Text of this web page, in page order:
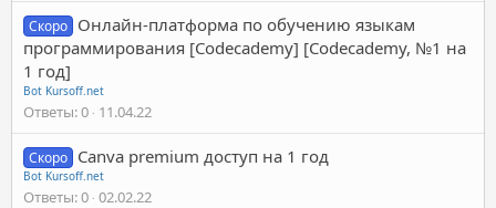
Скоро Онлайн-платформа по обучению языкам
программирования [Codecademy] [Codecademy, №1 на
1 год]
Bot Kursoff.net
Ответы 0 11.04.22
Скоро Canva premium доступ на 1 год
Bot Kursoff.net
Ответы 0 02.02.22